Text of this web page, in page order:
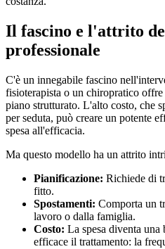
Il fascino e l'attrito
professionale
C'è un innegabile fascino
fisioterapista o un chiropratico
piano strutturato. L'alto costo, che
per seduta, può creare un potente
spesa all'efficacia.
Ma questo modello ha un attrito
Pianificazione: Richiede di
fitto.
Spostamenti: Comporta un
lavoro o dalla famiglia.
Costo: La spesa diventa
efficace il trattamento: la